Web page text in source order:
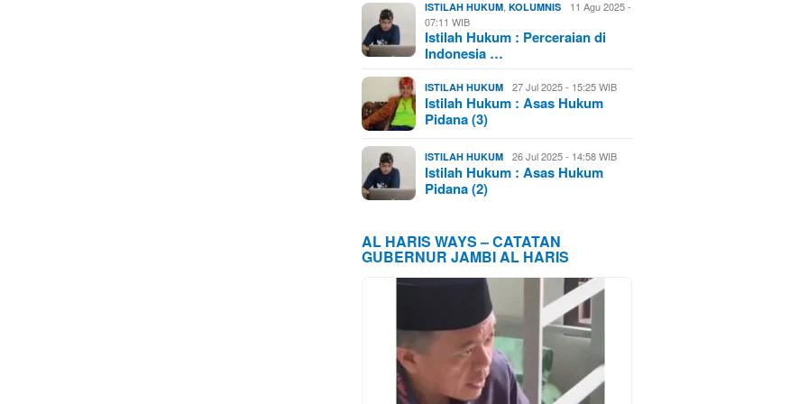
ISTILAH HUKUM ,KOLUMNIS
11 Agu 2025 -
07:11 WIB
Istilah Hukum : Perceraian di
Indonesia …
ISTILAH HUKUM 27 Jul 2025 - 15:25 WIB
Istilah Hukum : Asas Hukum
Pidana (3)
ISTILAH HUKUM 26 Jul 2025 - 14:58 WIB
Istilah Hukum : Asas Hukum
Pidana (2)
AL HARIS WAYS – CATATAN
GUBERNUR JAMBI AL HARIS